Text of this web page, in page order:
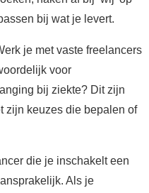
bij wat je levert.
je met vaste freelancers
voor
bij ziekte? Dit zijn
zijn keuzes die bepalen of
die je inschakelt een
Als je